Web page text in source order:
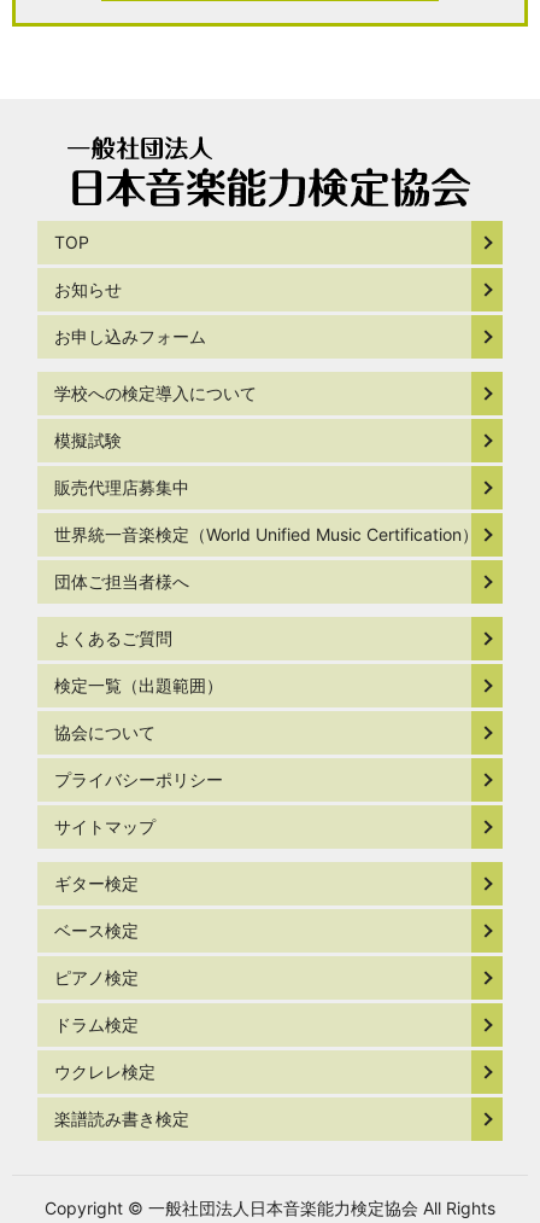
TOP
お知らせ
お申し込みフォーム
学校への検定導入について
模擬試験
販売代理店募集中
世界統一音楽検定（World Unified Music Certification）
団体ご担当者様へ
よくあるご質問
検定一覧（出題範囲）
協会について
プライバシーポリシー
サイトマップ
ギター検定
ベース検定
ピアノ検定
ドラム検定
ウクレレ検定
楽譜読み書き検定
Copyright © 一般社団法人日本音楽能力検定協会 All Rights